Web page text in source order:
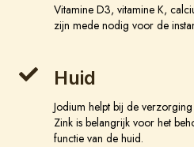
Vitamine D3, vitamine K,
zijn mede nodig voor de
Huid
Jodium helpt bij de
Zink is belangrijk voor het
functie van de huid.